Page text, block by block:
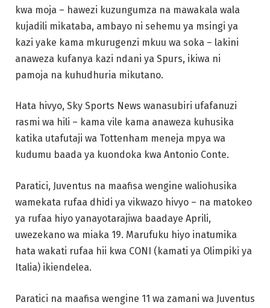
kwa moja – hawezi kuzungumza na mawakala wala
kujadili mikataba, ambayo ni sehemu ya msingi ya
kazi yake kama mkurugenzi mkuu wa soka – lakini
anaweza kufanya kazi ndani ya Spurs, ikiwa ni
pamoja na kuhudhuria mikutano.
Hata hivyo, Sky Sports News wanasubiri ufafanuzi
rasmi wa hili – kama vile kama anaweza kuhusika
katika utafutaji wa Tottenham meneja mpya wa
kudumu baada ya kuondoka kwa Antonio Conte.
Paratici, Juventus na maafisa wengine waliohusika
wamekata rufaa dhidi ya vikwazo hivyo – na matokeo
ya rufaa hiyo yanayotarajiwa baadaye Aprili,
uwezekano wa miaka 19. Marufuku hiyo inatumika
hata wakati rufaa hii kwa CONI (kamati ya Olimpiki ya
Italia) ikiendelea.
Paratici na maafisa wengine 11 wa zamani wa Juventus